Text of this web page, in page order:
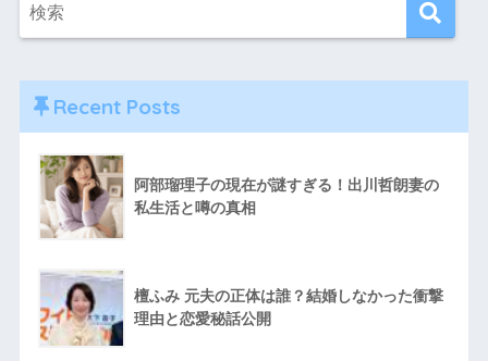
Recent Posts
阿部瑠理子の現在が謎すぎる！出川哲朗妻の
私生活と噂の真相
檀ふみ 元夫の正体は誰？結婚しなかった衝撃
理由と恋愛秘話公開